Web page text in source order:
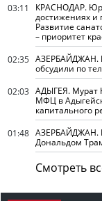
03:11
КРАСНОДАР.
достижениях и
Развитие
– приоритет
02:35 АЗЕРБАЙДЖАН.
обсудили по
02:03 АДЫГЕЯ. Мурат
МФЦ в
капитального
01:48 АЗЕРБАЙДЖАН.
Дональдом
Смотреть